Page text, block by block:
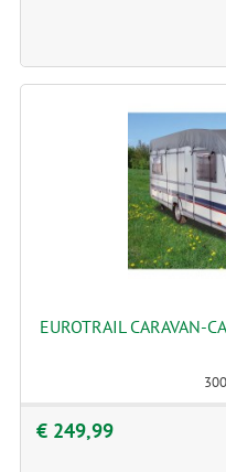
EUROTRAIL CARAVAN-
€ 249,99